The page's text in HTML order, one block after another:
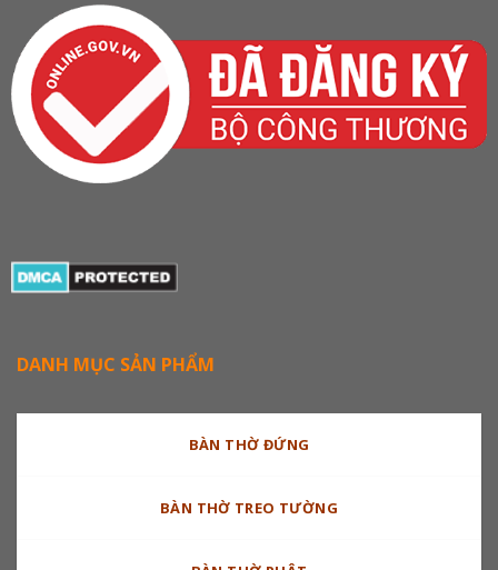
DANH MỤC SẢN PHẨM
BÀN THỜ ĐỨNG
BÀN THỜ TREO TƯỜNG